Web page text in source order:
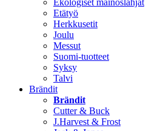
Ekologiset mainoslahjat
Etätyö
Herkkusetit
Joulu
Messut
Suomi-tuotteet
Syksy
Talvi
Brändit
Brändit
Cutter & Buck
J.Harvest & Frost